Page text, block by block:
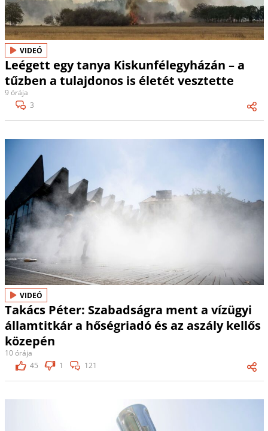
VIDEÓ
Leégett egy tanya Kiskunfélegyházán – a
tűzben a tulajdonos is életét vesztette
9 órája
3
VIDEÓ
Takács Péter: Szabadságra ment a vízügyi
államtitkár a hőségriadó és az aszály kellős
közepén
10 órája
45
1 121